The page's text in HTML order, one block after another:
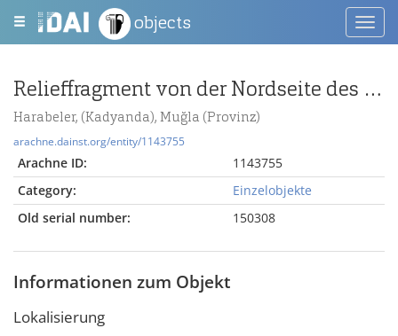
objects
Relieffragment von der Nordseite des Monumentsockels, Brust des linken Kriegers aus der Zweikampfszene
Harabeler, (Kadyanda), Muğla (Provinz)
arachne.dainst.org/entity/1143755
Arachne ID:
1143755
Category:
Einzelobjekte
Old serial number:
150308
Informationen zum Objekt
Lokalisierung